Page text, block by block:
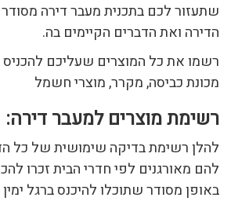
שתעזור לכם בתכנית מעבר דירה
הדירה ואת הדברים הקיימים בה.
רשמו את כל המוצרים שעליכם להכניס
מכונת כביסה, מקרר, מוצרי חשמל
רשימת מוצרים למעבר דירה:
להלן רשימת בדיקה שימושית של כל
להם מאורגנים לפי חדרי הבית זכרו
באופן מסודר שתוכלו להיכנס ברגל ימין